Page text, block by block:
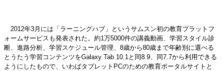
2012年3月には「ラーニングハブ」というサムスン初の教育プラットフ
ォームサービスも発表された。約1万5000件の講義動画、学習スタイル診
断、進路分析、学習スケジュール管理、8歳から80歳まで年齢別に選べる
とうたう学習コンテンツをGalaxy Tab 10.1と同8.9、同7.7から利用できる
ようにしたもので、いわばタブレットPCのための教育ポータルサイトと